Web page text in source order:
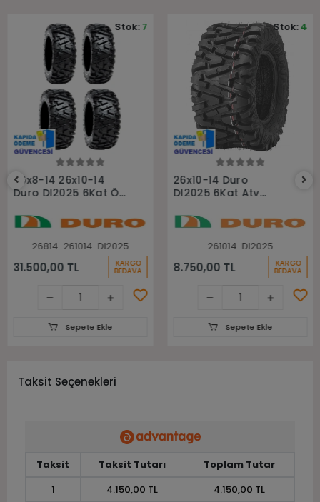
26x8-14 26x10-14
Duro DI2025 6Kat Ön
Lastiği
26814-261014-DI2025
31.500,00 TL KARGO
BEDAVA
Stok:7
Sepete Ekle
26x10-14 Duro
DI2025 6Kat Atv
261014-DI2025
8.750,00 TL KARGO
BEDAVA
Stok:4
Sepete Ekle
Taksit Seçenekleri
Taksit Taksit Tutarı
Toplam Tutar
1
4.150,00 TL 4.150,00 TL